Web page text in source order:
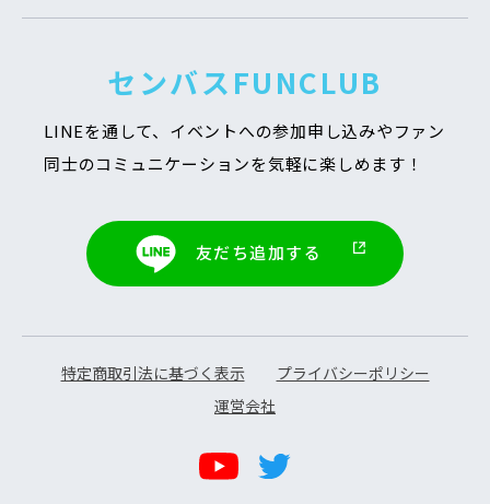
センバスFUNCLUB
LINEを通して、イベントへの参加申し込みやファン
同士のコミュニケーションを気軽に楽しめます！
友だち追加する
特定商取引法に基づく表示
プライバシーポリシー
運営会社